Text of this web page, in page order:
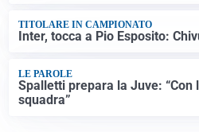
TITOLARE IN CAMPIONATO
Inter, tocca a Pio Esposito:
LE PAROLE
Spalletti prepara la Juve: “Con
squadra”